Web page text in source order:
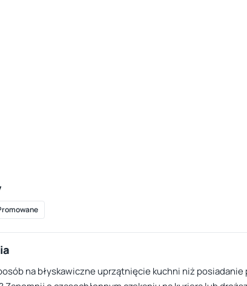
na błyskawiczne uprzątnięcie kuchni niż